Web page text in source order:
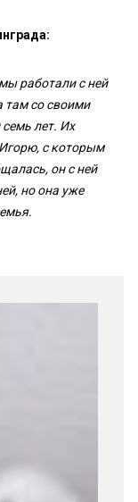
работали с ней
там со своими
лет. Их
с которым
он с ней
но она уже